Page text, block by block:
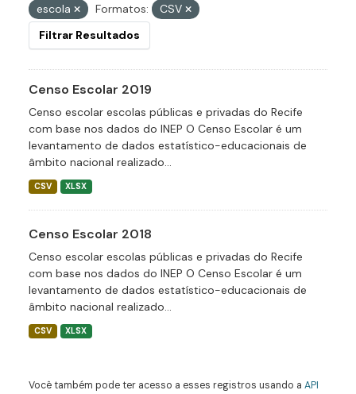
escola
Formatos:
CSV
Filtrar Resultados
Censo Escolar 2019
Censo escolar escolas públicas e privadas do Recife
com base nos dados do INEP O Censo Escolar é um
levantamento de dados estatístico-educacionais de
âmbito nacional realizado...
CSV XLSX
Censo Escolar 2018
Censo escolar escolas públicas e privadas do Recife
com base nos dados do INEP O Censo Escolar é um
levantamento de dados estatístico-educacionais de
âmbito nacional realizado...
CSV XLSX
Você também pode ter acesso a esses registros usando a API